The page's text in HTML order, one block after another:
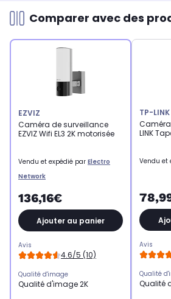
Comparer avec des
EZVIZ
Caméra de surveillance
EZVIZ Wifi EL3 2K motorisée
Vendu et expédié par Electro
Network
136,16€
Ajouter au panier
Avis
4.6/5 (10)
Qualité d'image
Qualité d'image 2K
TP-LINK
LINK
Vendu et
Avis
Qualité
Qualité